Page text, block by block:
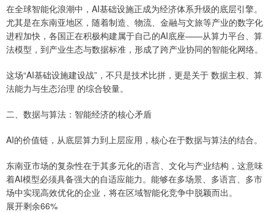
在全球智能化浪潮中，AI基础设施正成为经济体系升级的底层引擎。
尤其是在东南亚地区，随着制造、物流、金融与文旅等产业的数字化
进程加快，各国正在积极构建属于自己的AI底座——从算力平台、算
法模型，到产业生态与数据标准，形成了跨产业协同的智能化网络。
这场“AI基础设施建设战”，不只是技术比拼，更是关于 数据主权、算
法能力与生态治理 的综合较量。
二、数据与算法：智能经济的核心矛盾
AI的价值链，从底层算力到上层应用，核心在于数据与算法的结合。
东南亚市场的复杂性在于其多元化的语言、文化与产业结构，这意味
着AI模型必须具备强大的自适应能力。能够在多场景、多语言、多市
场中实现高效优化的企业，将在区域智能化竞争中脱颖而出。
展开剩余66%